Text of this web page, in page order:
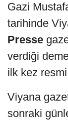
Gazi
tarihinde
Presse
verdiği
ilk kez
Viyana
sonraki